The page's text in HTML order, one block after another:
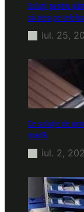
Soluții pentru
să stea pe
iul. 25,
Ce soluție de
marfă
iul. 2,